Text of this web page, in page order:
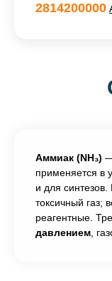
2814200000
Аммиак (NH₃)
применяется в
и для
токсичный газ;
реагентные.
давлением ,